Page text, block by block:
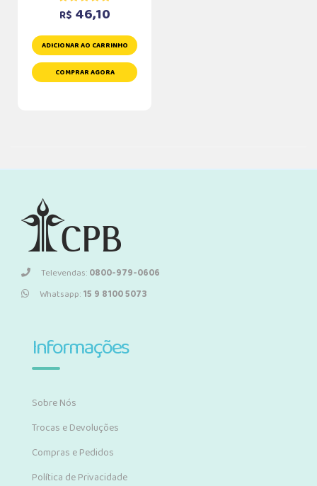
R$ 46,10
ADICIONAR AO CARRINHO
COMPRAR AGORA
Televendas:0800-979-0606
Whatsapp:15 9 8100 5073
Informações
Sobre Nós
Trocas e Devoluções
Compras e Pedidos
Política de Privacidade